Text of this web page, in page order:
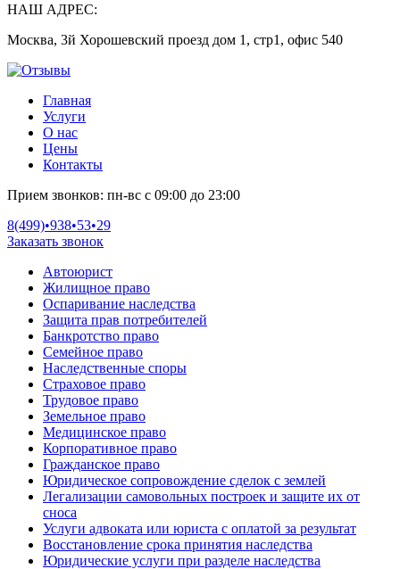
НАШ АДРЕС:
Москва, 3й Хорошевский проезд дом 1, стр1, офис 540
Главная
Услуги
О нас
Цены
Контакты
Прием звонков: пн-вс с 09:00 до 23:00
8(499)•938•53•29
Заказать звонок
Автоюрист
Жилищное право
Оспаривание наследства
Защита прав потребителей
Банкротство право
Семейное право
Наследственные споры
Страховое право
Трудовое право
Земельное право
Медицинское право
Корпоративное право
Гражданское право
Юридическое сопровождение сделок с землей
Легализации самовольных построек и защите их от
сноса
Услуги адвоката или юриста с оплатой за результат
Восстановление срока принятия наследства
Юридические услуги при разделе наследства